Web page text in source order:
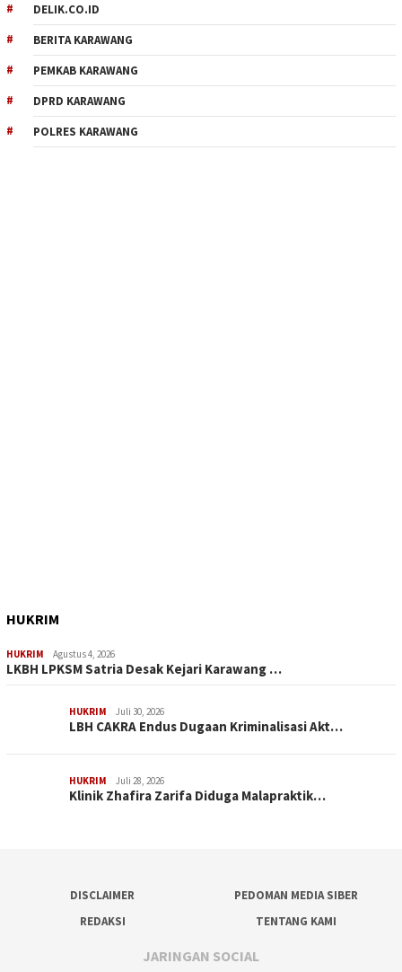
DELIK.CO.ID
BERITA KARAWANG
PEMKAB KARAWANG
DPRD KARAWANG
POLRES KARAWANG
HUKRIM
HUKRIM Agustus 4, 2026
LKBH LPKSM Satria Desak Kejari Karawang …
HUKRIM Juli 30, 2026
LBH CAKRA Endus Dugaan Kriminalisasi Akt…
HUKRIM Juli 28, 2026
Klinik Zhafira Zarifa Diduga Malapraktik…
DISCLAIMER
PEDOMAN MEDIA SIBER
REDAKSI
TENTANG KAMI
JARINGAN SOCIAL